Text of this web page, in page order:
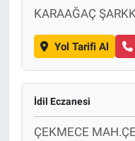
KARAAĞAÇ
Yol Tarifi Al
İdil Eczanesi
ÇEKMECE